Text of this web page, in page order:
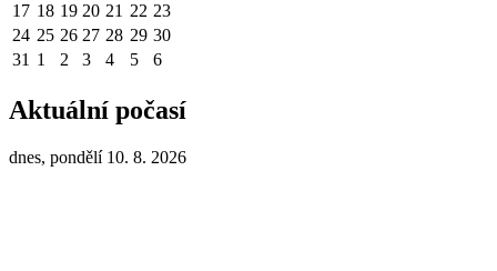
17 18 19 20 21 22 23
24 25 26 27 28 29 30
31 1 2 3 4 5 6
Aktuální počasí
dnes, pondělí 10. 8. 2026